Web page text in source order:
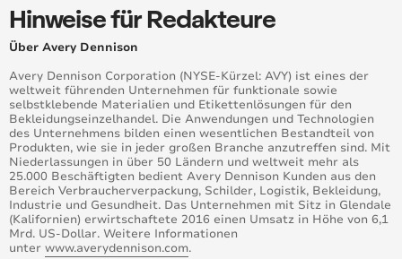
Hinweise für Redakteure
Über Avery Dennison
Avery Dennison Corporation (NYSE-Kürzel: AVY) ist eines der
weltweit führenden Unternehmen für funktionale sowie
selbstklebende Materialien und Etikettenlösungen für den
Bekleidungseinzelhandel. Die Anwendungen und Technologien
des Unternehmens bilden einen wesentlichen Bestandteil von
Produkten, wie sie in jeder großen Branche anzutreffen sind. Mit
Niederlassungen in über 50 Ländern und weltweit mehr als
25.000 Beschäftigten bedient Avery Dennison Kunden aus den
Bereich Verbraucherverpackung, Schilder, Logistik, Bekleidung,
Industrie und Gesundheit. Das Unternehmen mit Sitz in Glendale
(Kalifornien) erwirtschaftete 2016 einen Umsatz in Höhe von 6,1
Mrd. US-Dollar. Weitere Informationen
unter www.averydennison.com.
Avery Dennison® führt neues sortiment mit Digitalen
Wandfolien mit drei neuen Strukturen ein
Portfolio um transparente farbige Laminate
Avery Dennison übernimmt Mactac Europe
Avery Dennison® „Wrap Like a King”-Challenge 2016
Teilnahme jetzt in 44 Ländern möglich
Avery Dennison® „Wrap Like a King”-Challenge 2016
Teilnahme jetzt in 44 Ländern möglich